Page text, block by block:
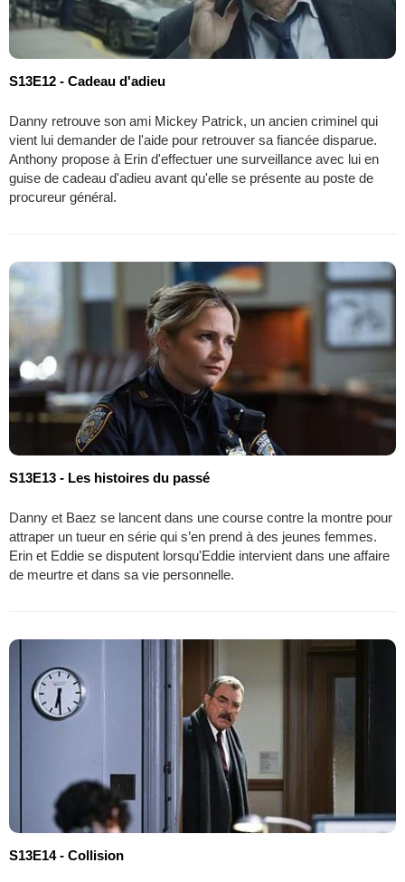
S13E12 - Cadeau d'adieu
Danny retrouve son ami Mickey Patrick, un ancien criminel qui
vient lui demander de l'aide pour retrouver sa fiancée disparue.
Anthony propose à Erin d'effectuer une surveillance avec lui en
guise de cadeau d'adieu avant qu'elle se présente au poste de
procureur général.
S13E13 - Les histoires du passé
Danny et Baez se lancent dans une course contre la montre pour
attraper un tueur en série qui s’en prend à des jeunes femmes.
Erin et Eddie se disputent lorsqu'Eddie intervient dans une affaire
de meurtre et dans sa vie personnelle.
S13E14 - Collision